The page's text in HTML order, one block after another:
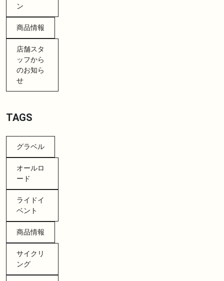
ン
商品情報
店舗スタ
ッフから
のお知ら
せ
TAGS
グラベル
オールロ
ード
ライドイ
ベント
商品情報
サイクリ
ング